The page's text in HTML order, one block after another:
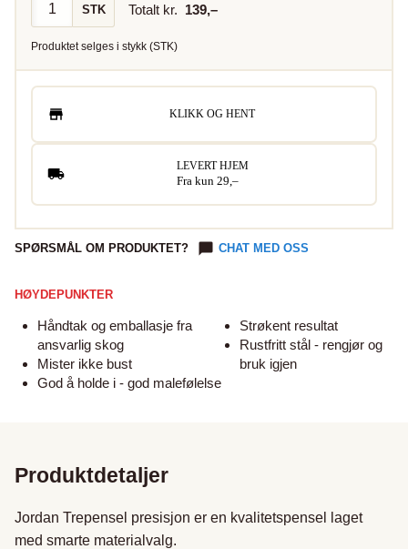
STK Totalt kr. 139,–
Produktet selges i stykk (STK)
KLIKK OG HENT
LEVERT HJEM
Fra kun 29,–
SPØRSMÅL OM PRODUKTET? CHAT MED OSS
HØYDEPUNKTER
Håndtak og emballasje fra
ansvarlig skog
Mister ikke bust
God å holde i - god malefølelse
Strøkent resultat
Rustfritt stål - rengjør og
bruk igjen
Produktdetaljer
Jordan Trepensel presisjon er en kvalitetspensel laget
med smarte materialvalg.